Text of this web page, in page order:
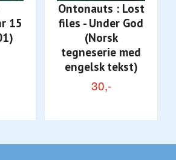
15
Ontonauts : Lost
files - Under God
(Norsk
tegneserie med
engelsk tekst)
30,-